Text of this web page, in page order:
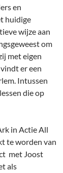
en
huidige
wijze aan
om
met eigen
er een
Intussen
die op
in Actie All
te worden van
met Joost
als